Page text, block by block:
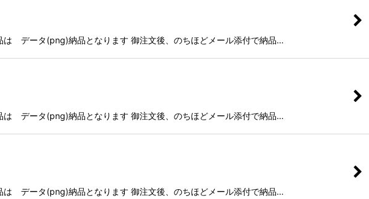
タ(png)納品となります 御注文後、のちほどメール添付で納品…
タ(png)納品となります 御注文後、のちほどメール添付で納品…
タ(png)納品となります 御注文後、のちほどメール添付で納品…